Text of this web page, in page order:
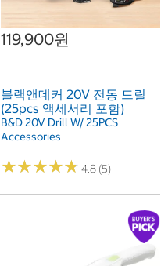
119,900원
블랙앤데커 20V 전동 드릴
(25pcs 액세서리 포함)
B&D 20V Drill W/ 25PCS
Accessories
★★★★★
★★★★★ 4.8 (5)